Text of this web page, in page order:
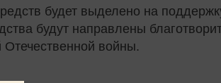
будет выделено на
будут направлены
войны.